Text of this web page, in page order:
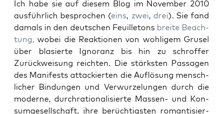
Ich habe sie auf die­sem Blog im Novem­ber 2010
aus­führ­lich bespro­chen (eins, zwei, drei). Sie fand
damals in den deut­schen Feuil­le­tons brei­te Beach­
tung, wobei die Reak­tio­nen von woh­li­gem Gru­sel
über bla­sier­te Igno­ranz bis hin zu schrof­fer
Zurück­wei­sung reich­ten. Die stärks­ten Pas­sa­gen
des Mani­fests atta­ckier­ten die Auf­lö­sung mensch­
li­cher Bin­dun­gen und Ver­wur­ze­lun­gen durch die
moder­ne, durch­ra­tio­na­li­sier­te Mas­sen- und Kon­
sum­ge­sell­schaft, ihre berüch­tigs­ten roman­ti­sier­